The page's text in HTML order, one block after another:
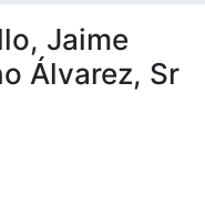
Jaime
Álvarez, Sr